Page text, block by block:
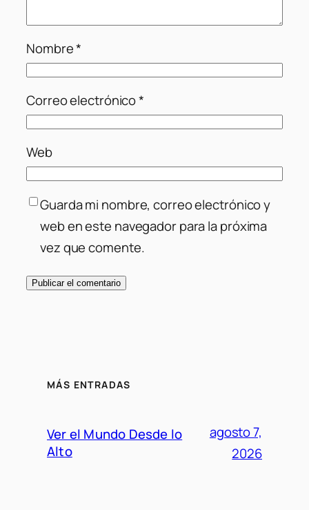
Nombre*
Correo electrónico*
Web
Guarda mi nombre, correo electrónico y
web en este navegador para la próxima
vez que comente.
MÁS ENTRADAS
Ver el Mundo Desde lo
Alto
agosto 7,
2026